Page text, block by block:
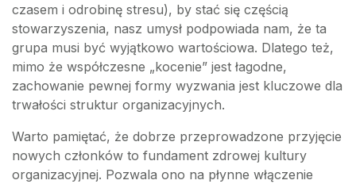
czasem i odrobinę stresu), by stać się częścią
stowarzyszenia, nasz umysł podpowiada nam, że ta
grupa musi być wyjątkowo wartościowa. Dlatego też,
mimo że współczesne „kocenie” jest łagodne,
zachowanie pewnej formy wyzwania jest kluczowe dla
trwałości struktur organizacyjnych.
Warto pamiętać, że dobrze przeprowadzone przyjęcie
nowych członków to fundament zdrowej kultury
organizacyjnej. Pozwala ono na płynne włączenie